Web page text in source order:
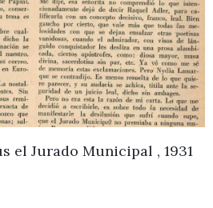
el Jurado Municipal , 1931